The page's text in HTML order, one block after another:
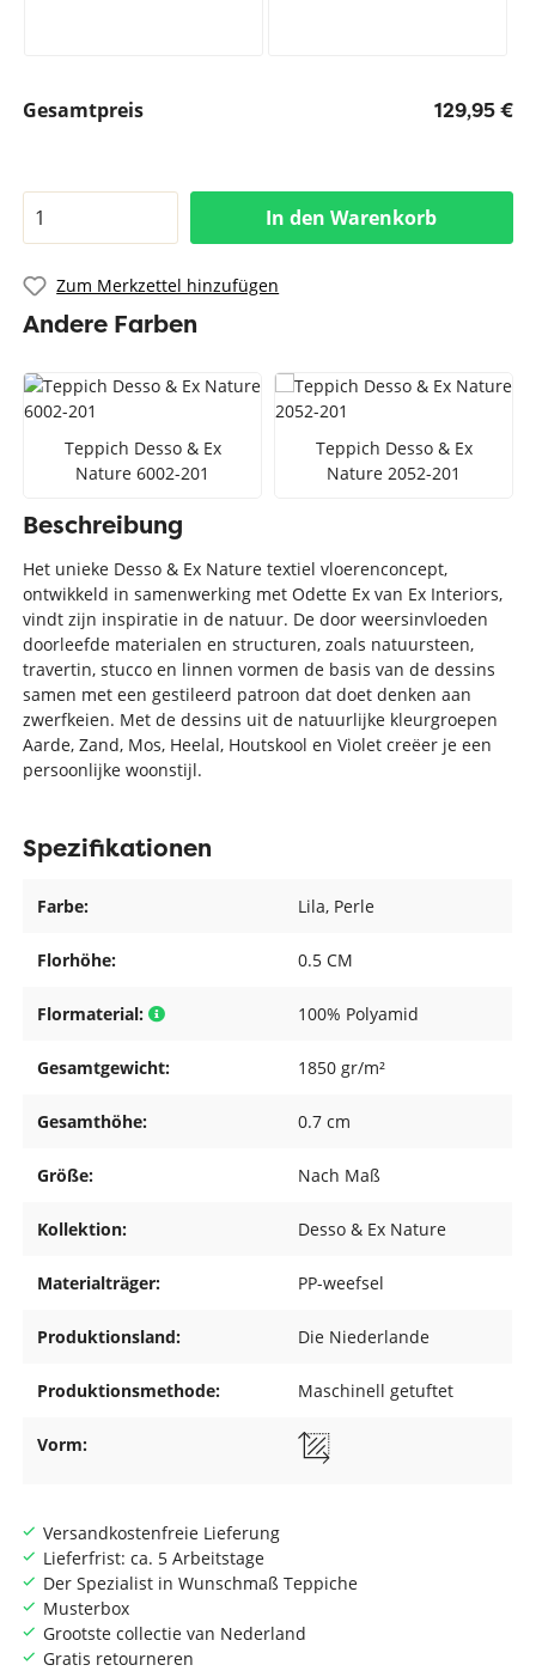
Gesamtpreis 129,95 €
In den Warenkorb
Zum Merkzettel hinzufügen
Andere Farben
Teppich Desso & Ex
Nature 6002-201
Teppich Desso & Ex
Nature 2052-201
Versandkostenfreie Lieferung
Lieferfrist: ca. 5 Arbeitstage
Der Spezialist in Wunschmaß Teppiche
Musterbox
Grootste collectie van Nederland
Gratis retourneren
Beschreibung
Het unieke Desso & Ex Nature textiel vloerenconcept,
ontwikkeld in samenwerking met Odette Ex van Ex Interiors,
vindt zijn inspiratie in de natuur. De door weersinvloeden
doorleefde materialen en structuren, zoals natuursteen,
travertin, stucco en linnen vormen de basis van de dessins
samen met een gestileerd patroon dat doet denken aan
zwerfkeien. Met de dessins uit de natuurlijke kleurgroepen
Aarde, Zand, Mos, Heelal, Houtskool en Violet creëer je een
persoonlijke woonstijl.
Spezifikationen
Farbe: Lila, Perle
Florhöhe: 0.5 CM
Flormaterial: 100% Polyamid
Gesamtgewicht: 1850 gr/m²
Gesamthöhe: 0.7 cm
Größe: Nach Maß
Kollektion: Desso & Ex Nature
Materialträger: PP-weefsel
Produktionsland: Die Niederlande
Produktionsmethode: Maschinell getuftet
Vorm: